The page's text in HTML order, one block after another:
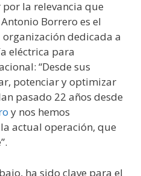
la relevancia que
Borrero es el
dedicada a
eléctrica para
“Desde sus
potenciar y optimizar
pasado 22 años desde
y nos hemos
actual operación, que
ha sido clave para el